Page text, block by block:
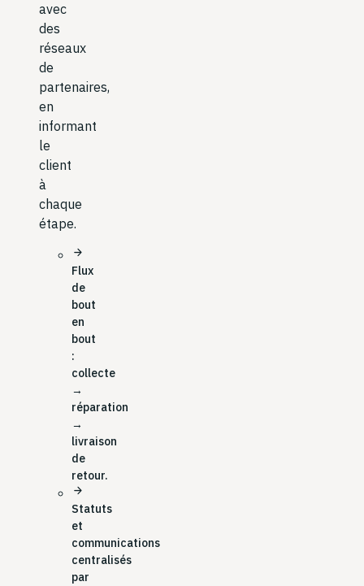
avec
des
réseaux
de
partenaires,
en
informant
le
client
à
chaque
étape.
arrow_forward
Flux
de
bout
en
bout
:
collecte
→
réparation
→
livraison
de
retour.
arrow_forward
Statuts
et
communications
centralisés
par